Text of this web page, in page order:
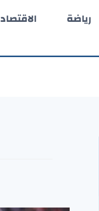
رياضة الاقتصاد